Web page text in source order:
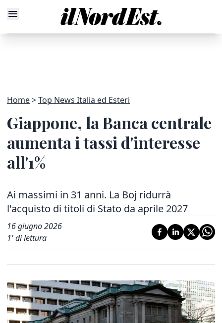
Home Top News Italia ed Esteri
Giappone, la Banca centrale
aumenta i tassi d'interesse
all'1%
Ai massimi in 31 anni. La Boj ridurrà
l'acquisto di titoli di Stato da aprile 2027
16 giugno 2026
1' di lettura